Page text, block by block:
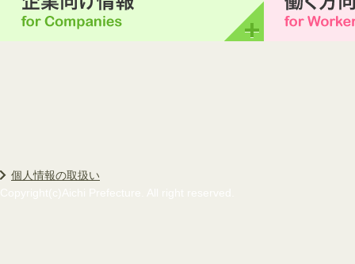
個人情報の取扱い